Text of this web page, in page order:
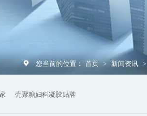
您当前的位置： 首页 > 新闻资讯 >
壳聚糖妇科凝胶贴牌